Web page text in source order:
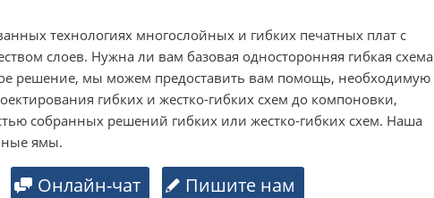
технологиях многослойных и гибких печатных плат с
слоев. Нужна ли вам базовая односторонняя гибкая схема
решение, мы можем предоставить вам помощь, необходимую
гибких и жестко-гибких схем до компоновки,
собранных решений гибких или жестко-гибких схем. Наша
ямы.
Онлайн-чат Пишите нам